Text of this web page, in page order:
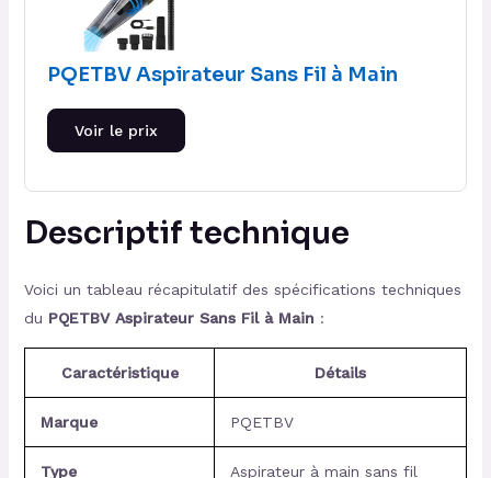
PQETBV Aspirateur Sans Fil à Main
Voir le prix
Descriptif technique
Voici un tableau récapitulatif des spécifications techniques
du PQETBV Aspirateur Sans Fil à Main :
Caractéristique Détails
Marque PQETBV
Type Aspirateur à main sans fil